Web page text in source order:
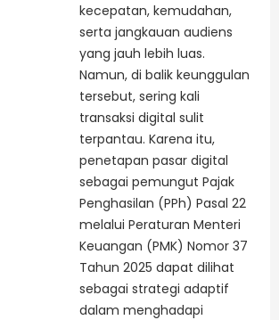
kecepatan, kemudahan,
serta jangkauan audiens
yang jauh lebih luas.
Namun, di balik keunggulan
tersebut, sering kali
transaksi digital sulit
terpantau. Karena itu,
penetapan pasar digital
sebagai pemungut Pajak
Penghasilan (PPh) Pasal 22
melalui Peraturan Menteri
Keuangan (PMK) Nomor 37
Tahun 2025 dapat dilihat
sebagai strategi adaptif
dalam menghadapi